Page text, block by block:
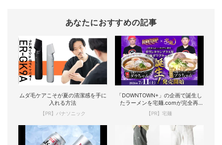
あなたにおすすめの記事
ムダ毛ケアこそが夏の清潔感を手に
入れる方法
【PR】パナソニック
「DOWNTOWN+」の企画で誕生し
たラーメンを宅麺.comが完全再
現！
【PR】宅麺